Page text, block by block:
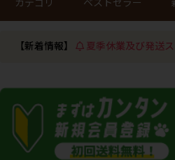
【新着情報】 夏季休業及び発送